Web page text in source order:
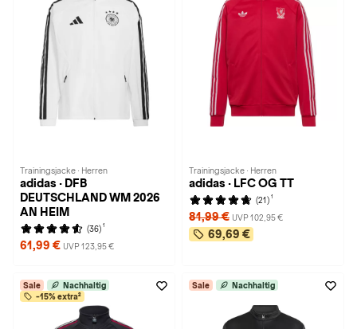
Trainingsjacke · Herren
adidas · DFB
DEUTSCHLAND WM 2026
AN HEIM
(36) 1
61,99 € UVP 123,95 €
Trainingsjacke · Herren
adidas · LFC OG TT
(21) 1
81,99 € UVP 102,95 €
69,69 €
Sale
Nachhaltig
-15% extra²
Sale Nachhaltig